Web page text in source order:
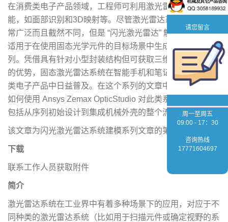
在消费类电子产品领域，工程师可利用激光雷达实现众多功
能，如面部识别和3D映射等。尽管激光雷达系统的应用非
常广泛而且截然不同，但是 “闪光激光雷达” 解决方案通常都
适用于在使用固态光学元件的目标场景中生成可检测的点阵
列。凭借具有针对小型封装结构但可获取三维空间数据方面
的优势，固态激光雷达系统在智能手机和笔记本电脑等消费
类电子产品中日益普及。在这个系列的文章中，我们将探讨
如何使用 Ansys Zemax OpticStudio 对此类系统进行建模，
包括从序列初始设计到集成机械外壳的整个流程。
该文章为闪光激光雷达系统建模系列文章的第二篇。
下载
联系工作人员获取附件
简介
激光雷达系统在工业界中有着多种场景下的应用，对应于不
同种类的激光雷达系统（比如用于扫描元件或确定视野的系
请您留言
周一至周五
09:00 - 17：30
咨询热线
17771604697